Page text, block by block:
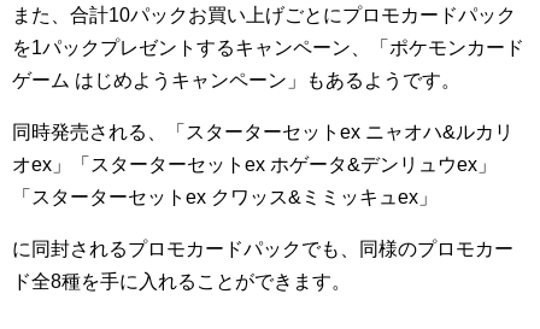
また、合計10パックお買い上げごとにプロモカードパック
を1パックプレゼントするキャンペーン、「ポケモンカード
ゲーム はじめようキャンペーン」もあるようです。
同時発売される、「スターターセットex ニャオハ&ルカリ
オex」「スターターセットex ホゲータ&デンリュウex」
「スターターセットex クワッス&ミミッキュex」
に同封されるプロモカードパックでも、同様のプロモカー
ド全8種を手に入れることができます。